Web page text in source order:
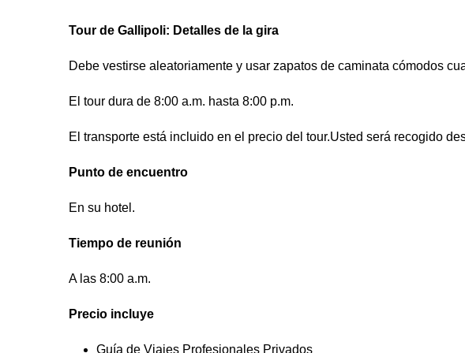
Tour de Gallipoli: Detalles de la gira
Debe vestirse aleatoriamente y usar zapatos de caminata cómodos
El tour dura de 8:00 a.m. hasta 8:00 p.m.
El transporte está incluido en el precio del tour.Usted será recogido
Punto de encuentro
En su hotel.
Tiempo de reunión
A las 8:00 a.m.
Precio incluye
Guía de Viajes Profesionales Privados